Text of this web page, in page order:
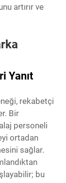
artırır ve
Yanıt
rekabetçi
Bir
personeli
ortadan
sağlar.
bu